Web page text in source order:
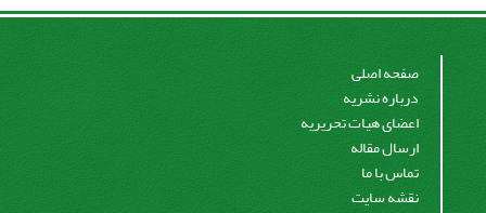
صفحه اصلی
درباره نشریه
اعضای هیات تحریریه
ارسال مقاله
تماس با ما
نقشه سایت